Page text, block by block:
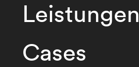
Leistungen
Cases